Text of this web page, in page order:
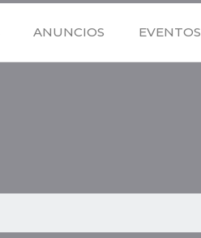
ANUNCIOS EVENTOS